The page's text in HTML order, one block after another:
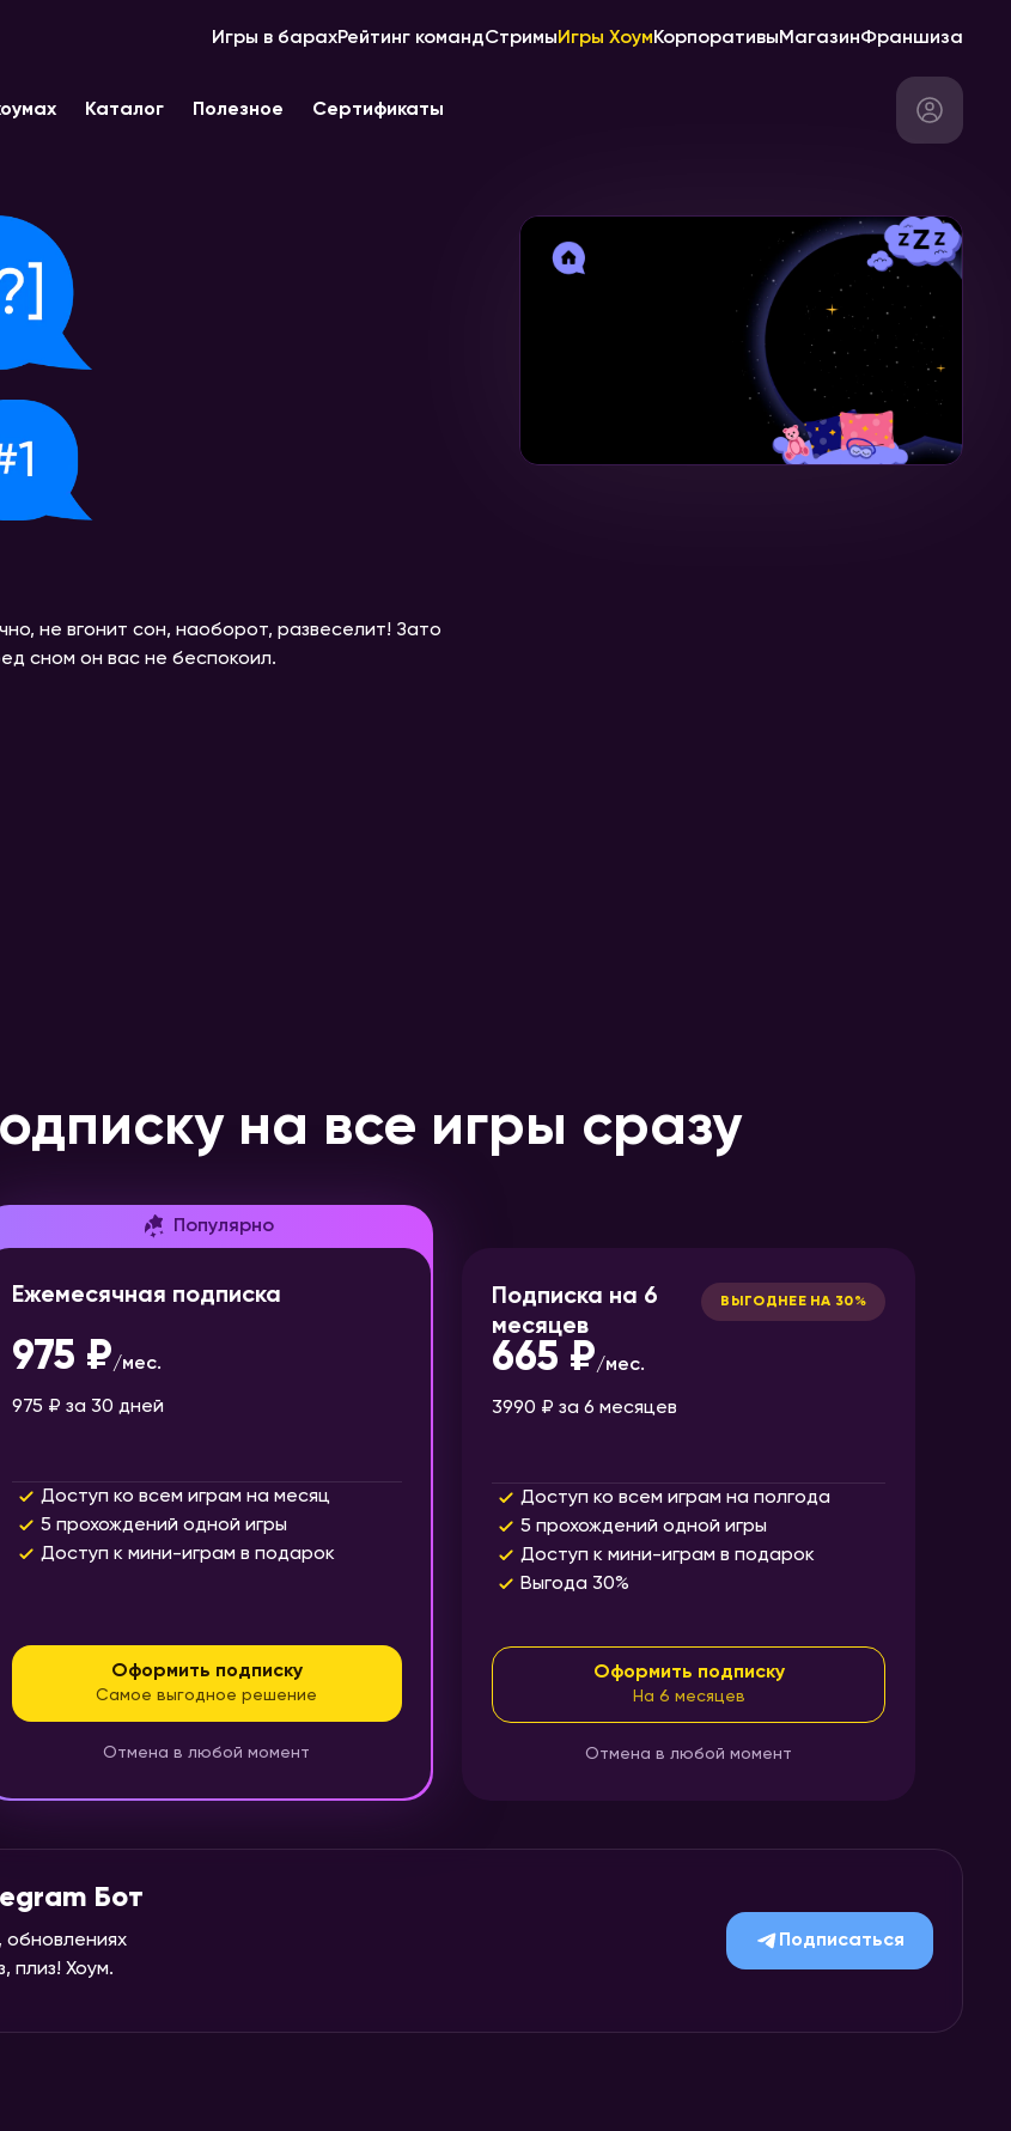
Игры в барахРейтинг командСтримыИгры ХоумКорпоративыМагазинФраншиза
Каталог Полезное Сертификаты
не вгонит сон, наоборот, развеселит! Зато
сном он вас не беспокоил.
на все игры сразу
Популярно
Ежемесячная подписка
975 ₽/мес.
975 ₽ за 30 дней
Доступ ко всем играм на месяц
5 прохождений одной игры
Доступ к мини-играм в подарок
Оформить подписку
Самое выгодное решение
Отмена в любой момент
Подписка на 6
месяцев
ВЫГОДНЕЕ НА 30%
665 ₽/мес.
3990 ₽ за 6 месяцев
Доступ ко всем играм на полгода
5 прохождений одной игры
Доступ к мини-играм в подарок
Выгода 30%
Оформить подписку
На 6 месяцев
Отмена в любой момент
Бот
обновлениях
плиз! Хоум.
Подписаться